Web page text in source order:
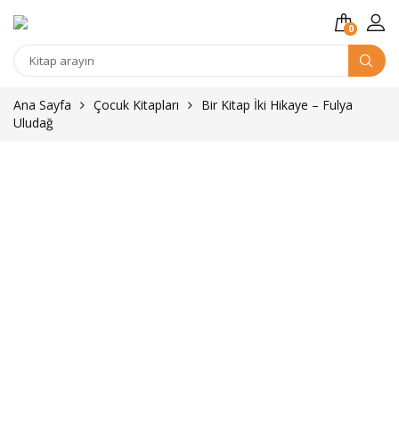
0
Kitap
Ana Sayfa
Çocuk Kitapları
Bir Kitap İki Hikaye – Fulya
Uludağ